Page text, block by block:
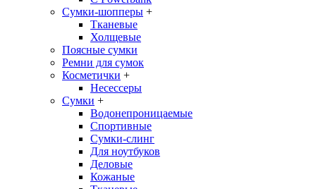
Сумки-шопперы +
Тканевые
Холщевые
Поясные сумки
Ремни для сумок
Косметички +
Несессеры
Сумки +
Водонепроницаемые
Спортивные
Сумки-слинг
Для ноутбуков
Деловые
Кожаные